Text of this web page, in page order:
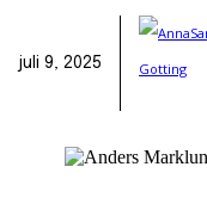
juli 9, 2025